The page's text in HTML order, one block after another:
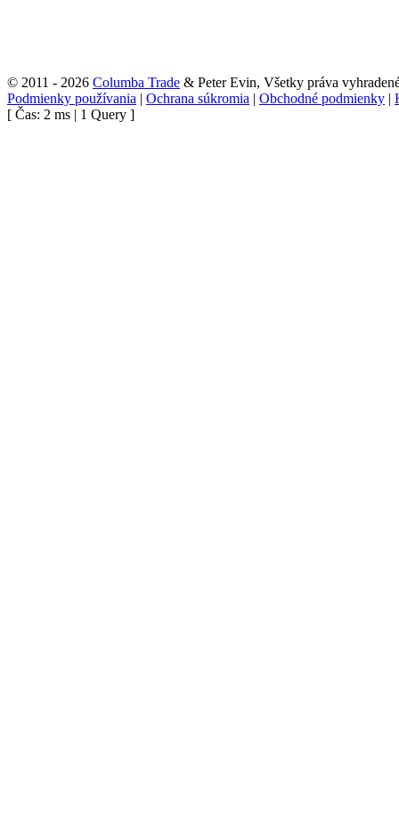
© 2011 - 2026 Columba Trade & Peter Evin, Všetky práva
Podmienky používania | Ochrana súkromia | Obchodné podmienky |
[ Čas: 2 ms | 1 Query ]